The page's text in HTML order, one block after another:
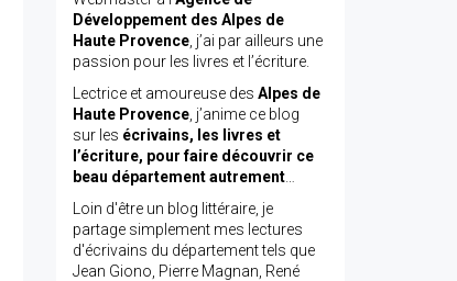
Développement des Alpes de
Haute Provence, j’ai par ailleurs une
passion pour les livres et l’écriture.
Lectrice et amoureuse des Alpes de
Haute Provence, j’anime ce blog
sur les écrivains, les livres et
l’écriture, pour faire découvrir ce
beau département autrement…
Loin d'être un blog littéraire, je
partage simplement mes lectures
d'écrivains du département tels que
Jean Giono, Pierre Magnan, René